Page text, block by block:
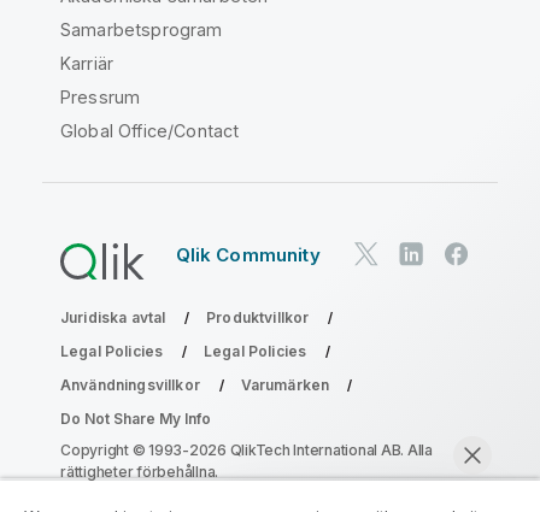
Samarbetsprogram
Karriär
Pressrum
Global Office/Contact
Qlik Community
Juridiska avtal
Produktvillkor
Legal Policies
Legal Policies
Användningsvillkor
Varumärken
Do Not Share My Info
Copyright © 1993-2026 QlikTech International AB. Alla
rättigheter förbehållna.